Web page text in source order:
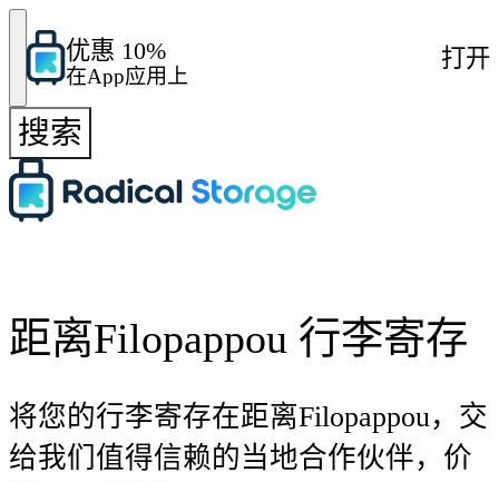
优惠 10%
在App应用上
打开
搜索
距离Filopappou 行李寄存
将您的行李寄存在距离Filopappou，交
给我们值得信赖的当地合作伙伴，价